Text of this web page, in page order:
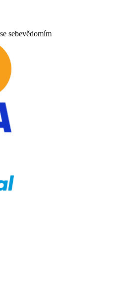
sebevědomím